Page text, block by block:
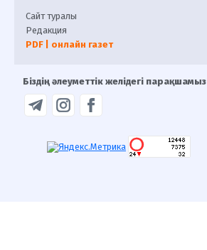
Сайт туралы
Редакция
PDF | онлайн газет
Біздің әлеуметтік желідегі парақшамыз